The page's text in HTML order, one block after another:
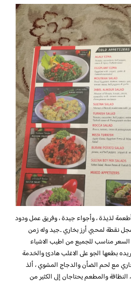
لذيذة ، وأجواء جيدة ، وفريق عمل ودود
نقطة لمحبي أرز بخاري ..جيد وله زمن
السعر مناسب للجميع من اطيب الاشياء
بطعها الجو على الاغلب هادئ والخدمة
مع لحم الضأن والدجاج المشوي ، ألذ
والمطعم يحتاجان إلى الكثير من